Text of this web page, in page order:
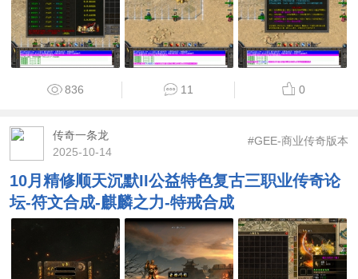
836 11 0
传奇一条龙
2025-10-14
#GEE-商业传奇版本
10月精修顺天沉默II公益特色复古三职业传奇论
坛-符文合成-麒麟之力-特戒合成